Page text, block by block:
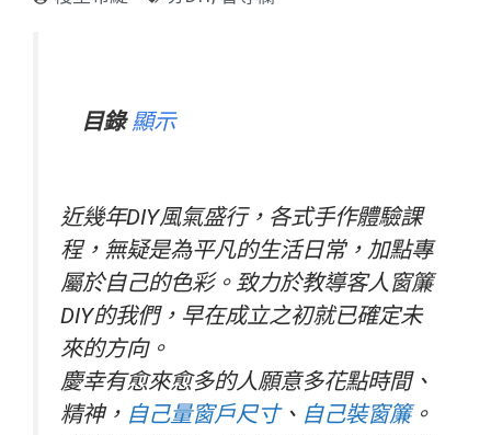
目錄 顯示
近幾年DIY風氣盛行，各式手作體驗課
程，無疑是為平凡的生活日常，加點專
屬於自己的色彩。致力於教導客人窗簾
DIY的我們，早在成立之初就已確定未
來的方向。
慶幸有愈來愈多的人願意多花點時間、
精神， 自己量窗戶尺寸、 自己裝窗簾。